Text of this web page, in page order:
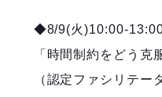
◆8/9(火)10:00-13:00
「時間制約をどう克
（認定ファシリテー